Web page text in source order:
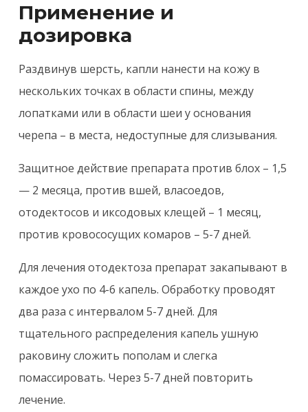
Применение и
дозировка
Раздвинув шерсть, капли нанести на кожу в
нескольких точках в области спины, между
лопатками или в области шеи у основания
черепа – в места, недоступные для слизывания.
Защитное действие препарата против блох – 1,5
— 2 месяца, против вшей, власоедов,
отодектосов и иксодовых клещей – 1 месяц,
против кровососущих комаров – 5-7 дней.
Для лечения отодектоза препарат закапывают в
каждое ухо по 4-6 капель. Обработку проводят
два раза с интервалом 5-7 дней. Для
тщательного распределения капель ушную
раковину сложить пополам и слегка
помассировать. Через 5-7 дней повторить
лечение.